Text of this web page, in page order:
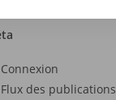
Connexion
Flux des publications